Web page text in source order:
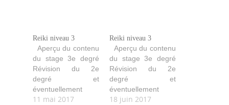
Reiki niveau 3
Aperçu du contenu
du stage 3e degré
Révision du 2e
degré et
éventuellement
remise à niveau
11 mai 2017
Reiki niveau 3
Aperçu du contenu
du stage 3e degré
Révision du 2e
degré et
éventuellement
remise à niveau
18 juin 2017